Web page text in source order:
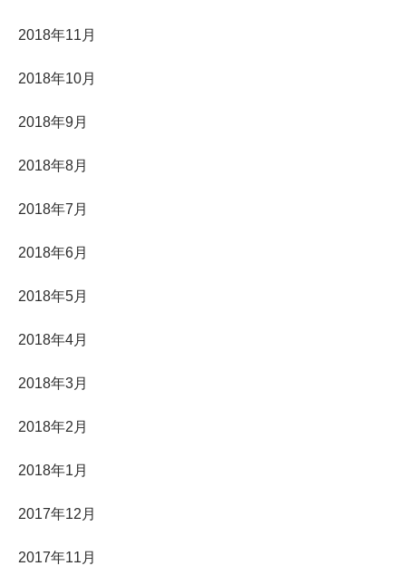
2018年11月
2018年10月
2018年9月
2018年8月
2018年7月
2018年6月
2018年5月
2018年4月
2018年3月
2018年2月
2018年1月
2017年12月
2017年11月